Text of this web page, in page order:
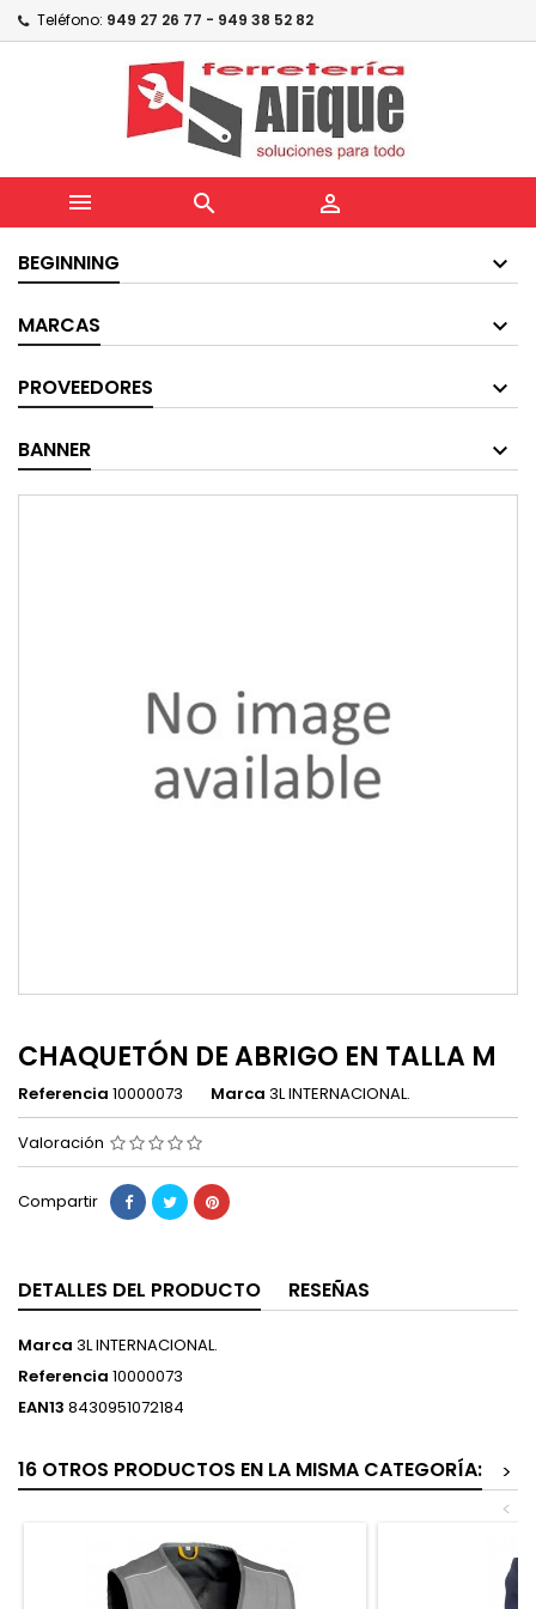
Teléfono: 949 27 26 77 - 949 38 52 82
  
BEGINNING
MARCAS
PROVEEDORES
BANNER
CHAQUETÓN DE ABRIGO EN TALLA M
Referencia 10000073 Marca 3L INTERNACIONAL.
Valoración
Compartir
DETALLES DEL PRODUCTO RESEÑAS
Marca 3L INTERNACIONAL.
Referencia 10000073
EAN13 8430951072184
16 OTROS PRODUCTOS EN LA MISMA CATEGORÍA:
>
<